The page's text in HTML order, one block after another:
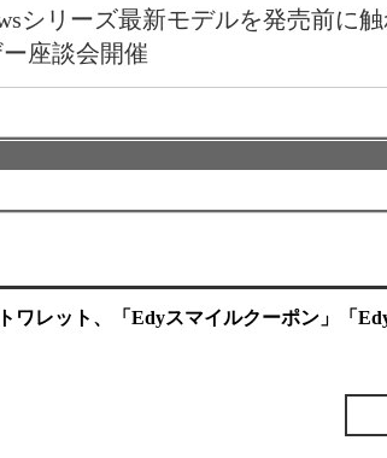
シリーズ最新モデルを発売前に
座談会開催
ワレット、「Edyスマイルクーポン」「